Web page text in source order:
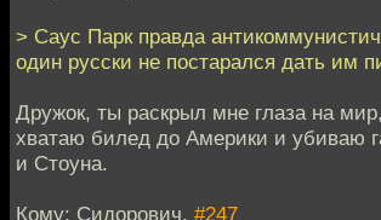
> Саус Парк правда
один русски не постарался дать им
Дружок, ты раскрыл мне глаза на
хватаю билед до Америки и убиваю
и Стоуна.
Кому: Сидорович, #247